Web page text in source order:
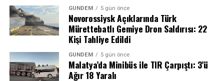
GERÇEK BOYUT ÇOK DAHA BÜYÜK
Uzmanlar, bu adımın Türkiye’de tütün bağımlılığıyla
mücadelede önemli bir dönüm noktası olduğunu
belirtiyor. Sigarayı bırakmak isteyen ancak maddi
GÜNDEM 5 gün önce
Novorossiysk Açıklarında Türk
Mürettebatlı Gemiye Dron Saldırısı: 22
Kişi Tahliye Edildi
GÜNDEM 5 gün önce
Malatya’da Minibüs ile TIR Çarpıştı: 3’ü
Ağır 18 Yaralı